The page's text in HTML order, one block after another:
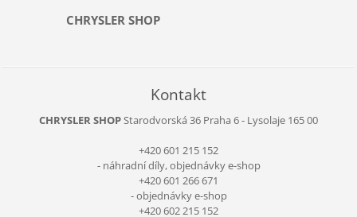
CHRYSLER SHOP
Kontakt
CHRYSLER SHOPStarodvorská 36 Praha 6 - Lysolaje 165 00
+420 601 215 152
- náhradní díly, objednávky e-shop
+420 601 266 671
- objednávky e-shop
+420 602 215 152